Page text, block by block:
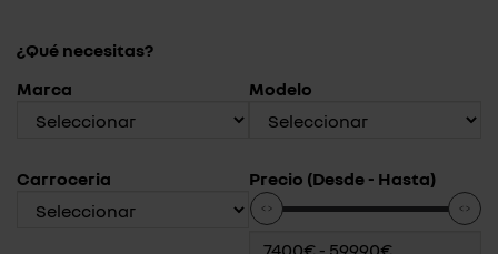
¿Qué necesitas?
Marca
Modelo
Carroceria Precio (Desde - Hasta)